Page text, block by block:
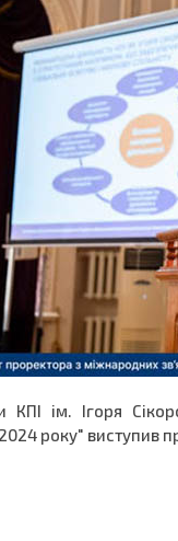
КПІ ім. Ігоря
2024 року"